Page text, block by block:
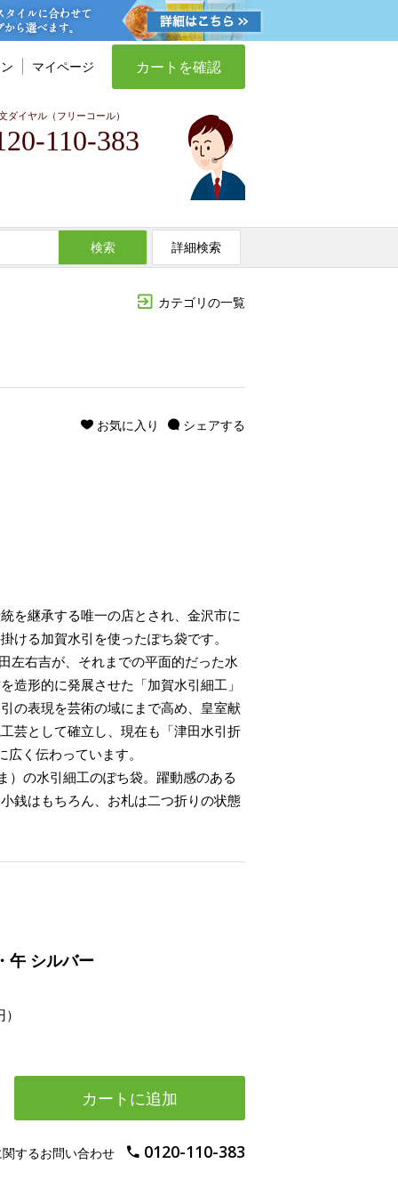
マイページ カートを確認
ダイヤル（フリーコール）
110-383
検索 詳細検索
カテゴリの一覧
シェアする
お気に入り
を継承する唯一の店とされ、金沢市に
ける加賀水引を使ったぽち袋です。
左右吉が、それまでの平面的だった水
造形的に発展させた「加賀水引細工」
の表現を芸術の域にまで高め、皇室献
芸として確立し、現在も「津田水引折
く伝わっています。
の水引細工のぽち袋。躍動感のある
銭はもちろん、お札は二つ折りの状態
午 シルバー
カートに追加
するお問い合わせ 0120-110-383